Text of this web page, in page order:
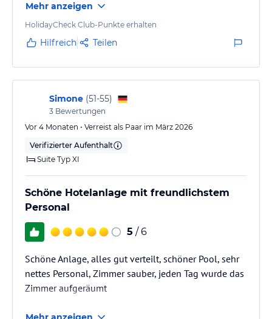
zugeschnitten, das ZDF war mal da, aber schlecht,
mal war war es ein Radio Sender , ein Technicker hat
eine Stunde rumgebastelt, aber es lief nicht!
oben zugeschmiert und übergestrichen!
Das Hotel hat niemals 4 Sterne,
max . 2+
In den Toiletten waren teilweise die…
Mehr anzeigen
HolidayCheck Club-Punkte erhalten
Hilfreich Teilen
Simone (51-55)
3 Bewertungen
Vor 4 Monaten • Verreist als Paar im März 2026
Verifizierter Aufenthalt
Suite Typ XI
Schöne Hotelanlage mit freundlichstem
Personal
5 / 6
Schöne Anlage, alles gut verteilt, schöner Pool, sehr
nettes Personal, Zimmer sauber, jeden Tag wurde das
Zimmer aufgeräumt